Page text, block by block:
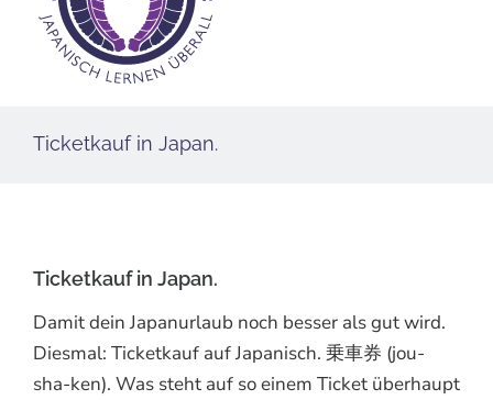
Ticketkauf in Japan.
Ticketkauf in Japan.
Damit dein Japanurlaub noch besser als gut wird.
Diesmal: Ticketkauf auf Japanisch. 乗車券 (jou-
sha-ken). Was steht auf so einem Ticket überhaupt